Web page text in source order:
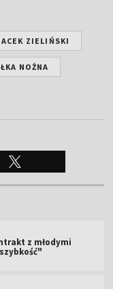
ZIELIŃSKI
NOŻNA
z młodymi